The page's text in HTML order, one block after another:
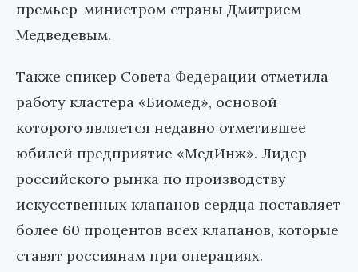
премьер-министром страны Дмитрием
Медведевым.
Также спикер Совета Федерации отметила
работу кластера «Биомед», основой
которого является недавно отметившее
юбилей предприятие «МедИнж». Лидер
российского рынка по производству
искусственных клапанов сердца поставляет
более 60 процентов всех клапанов, которые
ставят россиянам при операциях.